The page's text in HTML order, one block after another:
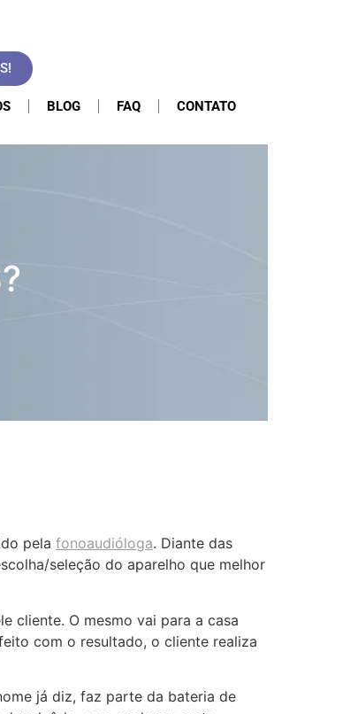
BLOG FAQ CONTATO
pela fonoaudióloga. Diante das
seleção do aparelho que melhor
cliente. O mesmo vai para a casa
com o resultado, o cliente realiza
já diz, faz parte da bateria de